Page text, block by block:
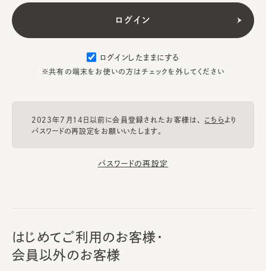
ログインしたままにする
※共有の端末をお使いの方はチェックを外してください
2023年7月14日以前に会員登録されたお客様は、 こちらより
パスワードの再設定をお願いいたします。
パスワードの再設定
はじめてご利用のお客様・
会員以外のお客様